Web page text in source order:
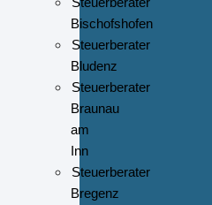
Bischofshofen
Steuerberater
Bludenz
Steuerberater
Braunau
am
Inn
Steuerberater
Bregenz